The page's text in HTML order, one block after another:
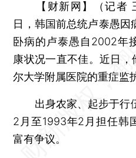
【财新网】（记者
日，韩国前总统卢泰愚
卧病的卢泰愚自2002年
康状况一直不佳。近日
尔大学附属医院的重症监
出身农家、起步于行
2月至1993年2月担任韩
富有争议。